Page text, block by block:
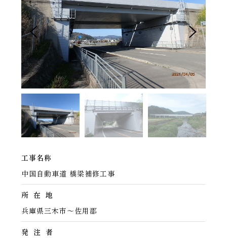
工事名称
中国自動車道 橋梁補修工事
所 在 地
兵庫県三木市～佐用郡
発 注 者